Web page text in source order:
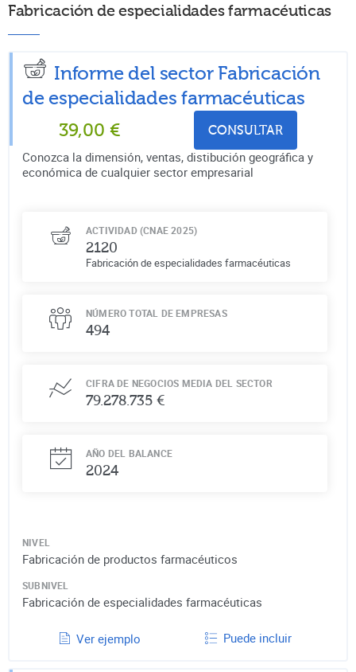
Fabricación de especialidades farmacéuticas
Informe del sector Fabricación
de especialidades farmacéuticas
39,00 € CONSULTAR
Conozca la dimensión, ventas, distibución geográfica y
económica de cualquier sector empresarial
ACTIVIDAD (CNAE 2025)
2120
Fabricación de especialidades farmacéuticas
NÚMERO TOTAL DE EMPRESAS
494
CIFRA DE NEGOCIOS MEDIA DEL SECTOR
79.278.735 €
AÑO DEL BALANCE
2024
NIVEL
Fabricación de productos farmacéuticos
SUBNIVEL
Fabricación de especialidades farmacéuticas
Ver ejemplo Puede incluir